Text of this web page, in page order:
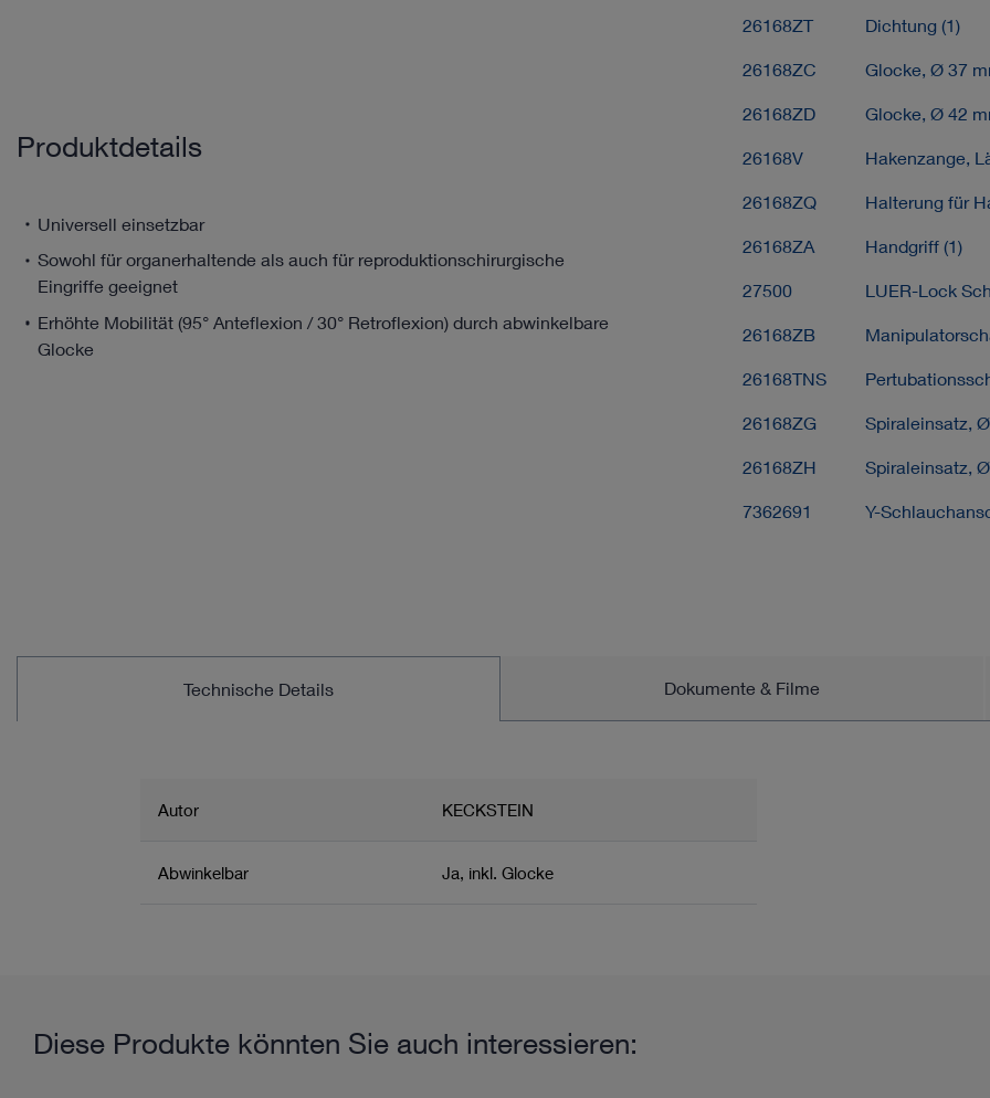
26168ZT Dichtung (1)
26168ZC Glocke, Ø 37
26168ZD Glocke, Ø 42
26168V Hakenzange,
26168ZQ Halterung für
26168ZA Handgriff (1)
27500 LUER-Lock
26168ZB
26168TNS
26168ZG Spiraleinsatz,
26168ZH Spiraleinsatz,
7362691 Y-
Produktdetails
Universell einsetzbar
Sowohl für organerhaltende als auch für reproduktionschirurgische
Eingriffe geeignet
Erhöhte Mobilität (95° Anteflexion / 30° Retroflexion) durch abwinkelbare
Glocke
Technische Details Dokumente & Filme
Autor KECKSTEIN
Abwinkelbar Ja, inkl. Glocke
Diese Produkte könnten Sie auch interessieren: